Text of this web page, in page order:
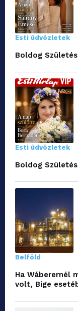
Esti üdvözletek
Boldog
Esti üdvözletek
Boldog
Belföld
Ha Wáberernél
volt, Bige